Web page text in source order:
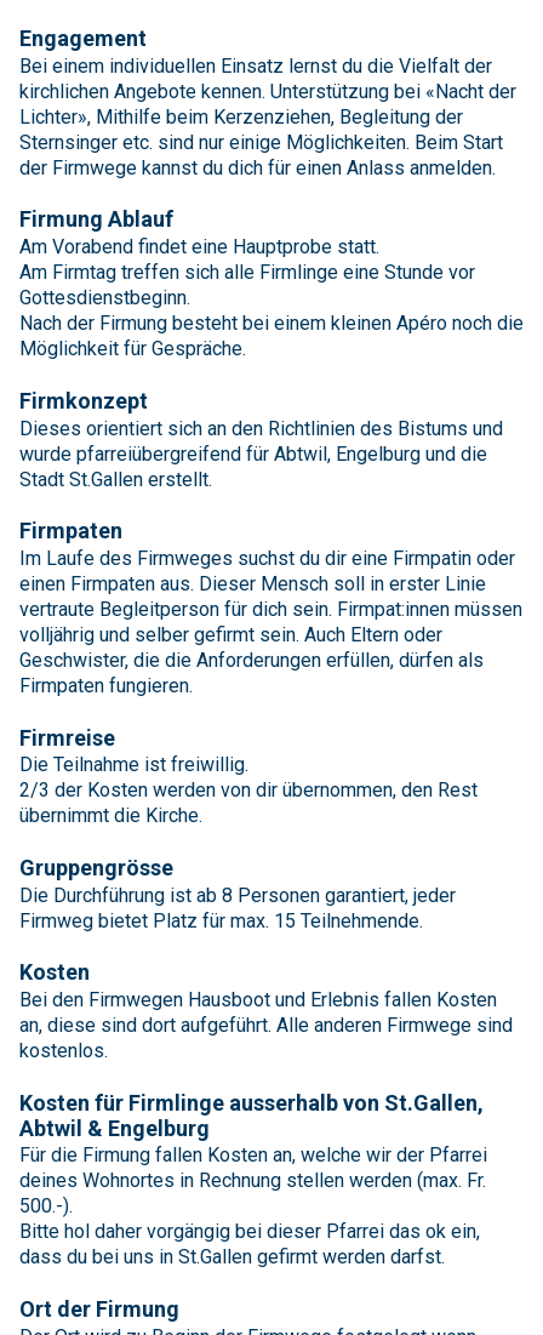
Engagement
Bei einem individuellen Einsatz lernst du die Vielfalt der
kirchlichen Angebote kennen. Unterstützung bei «Nacht der
Lichter», Mithilfe beim Kerzenziehen, Begleitung der
Sternsinger etc. sind nur einige Möglichkeiten. Beim Start
der Firmwege kannst du dich für einen Anlass anmelden.
Firmung Ablauf
Am Vorabend findet eine Hauptprobe statt.
Am Firmtag treffen sich alle Firmlinge eine Stunde vor
Gottesdienstbeginn.
Nach der Firmung besteht bei einem kleinen Apéro noch die
Möglichkeit für Gespräche.
Firmkonzept
Dieses orientiert sich an den Richtlinien des Bistums und
wurde pfarreiübergreifend für Abtwil, Engelburg und die
Stadt St.Gallen erstellt.
Firmpaten
Im Laufe des Firmweges suchst du dir eine Firmpatin oder
einen Firmpaten aus. Dieser Mensch soll in erster Linie
vertraute Begleitperson für dich sein. Firmpat:innen müssen
volljährig und selber gefirmt sein. Auch Eltern oder
Geschwister, die die Anforderungen erfüllen, dürfen als
Firmpaten fungieren.
Firmreise
Die Teilnahme ist freiwillig.
2/3 der Kosten werden von dir übernommen, den Rest
übernimmt die Kirche.
Gruppengrösse
Die Durchführung ist ab 8 Personen garantiert, jeder
Firmweg bietet Platz für max. 15 Teilnehmende.
Kosten
Bei den Firmwegen Hausboot und Erlebnis fallen Kosten
an, diese sind dort aufgeführt. Alle anderen Firmwege sind
kostenlos.
Kosten für Firmlinge ausserhalb von St.Gallen,
Abtwil & Engelburg
Für die Firmung fallen Kosten an, welche wir der Pfarrei
deines Wohnortes in Rechnung stellen werden (max. Fr.
500.-).
Bitte hol daher vorgängig bei dieser Pfarrei das ok ein,
dass du bei uns in St.Gallen gefirmt werden darfst.
Ort der Firmung